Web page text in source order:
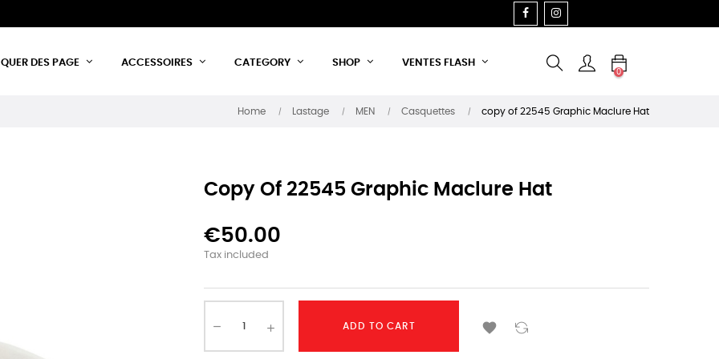
FACEBOOK
DES PAGE ACCESSOIRES CATEGORY SHOP VENTES FLASH
0
Home Lastage MEN Casquettes copy of 22545 Graphic Maclure Hat
Copy Of 22545 Graphic Maclure Hat
€50.00
Tax included
ADD TO CART 